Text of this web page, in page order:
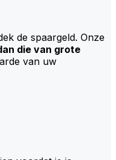
de spaargeld. Onze
die van grote
van uw